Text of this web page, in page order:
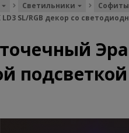
Светильники
SL/RGB декор со
Эра